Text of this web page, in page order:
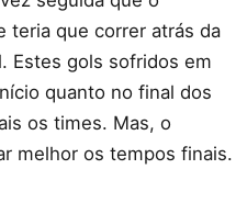
teria que correr atrás da
Estes gols sofridos em
quanto no final dos
os times. Mas, o
melhor os tempos finais.